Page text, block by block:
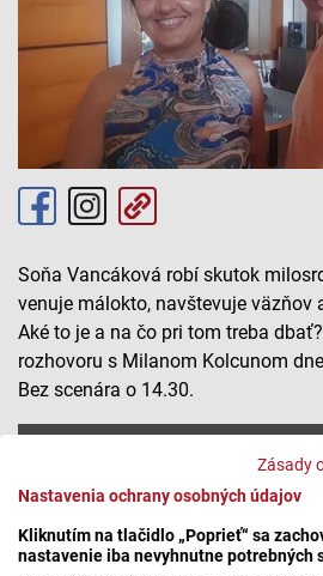
Zásady
Nastavenia ochrany osobných údajov
Kliknutím na tlačidlo „Poprieť“ sa
nastavenie iba nevyhnutne potrebných
Soňa Vancáková robí skutok
venuje málokto, navštevuje väzňov
Aké to je a na čo pri tom treba
rozhovoru s Milanom Kolcunom
Bez scenára o 14.30.
Máte problém s prehrávaním?Nahláste nám